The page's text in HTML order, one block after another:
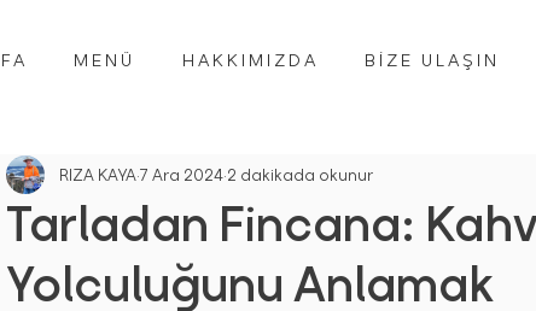
MENÜ HAKKIMIZDA BİZE ULAŞIN
Tarladan Fincana:
Yolculuğunu Anlamak
RIZA KAYA7 Ara 20242 dakikada okunur